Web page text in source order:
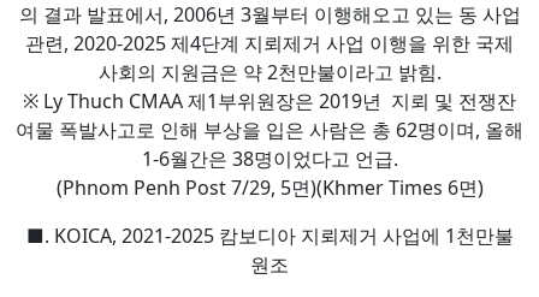
의 결과 발표에서, 2006년 3월부터 이행해오고 있는 동 사업
관련, 2020-2025 제4단계 지뢰제거 사업 이행을 위한 국제
사회의 지원금은 약 2천만불이라고 밝힘.
※ Ly Thuch CMAA 제1부위원장은 2019년 지뢰 및 전쟁잔
여물 폭발사고로 인해 부상을 입은 사람은 총 62명이며, 올해
1-6월간은 38명이었다고 언급.
(Phnom Penh Post 7/29, 5면)(Khmer Times 6면)
■. KOICA, 2021-2025 캄보디아 지뢰제거 사업에 1천만불
원조